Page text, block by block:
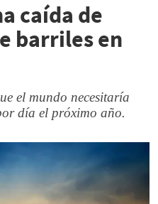
caída de
barriles en
el mundo necesitaría
día el próximo año.